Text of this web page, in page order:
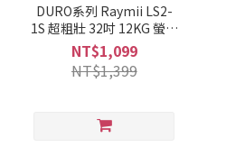
DURO系列 Raymii LS2-
1S 超粗壯 32吋 12KG 螢幕
支架 螢幕架 電腦螢幕支架
增高架
NT$1,099
NT$1,399